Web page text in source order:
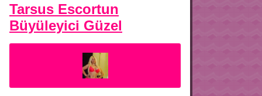
Tarsus Escortun
Büyüleyici Güzel